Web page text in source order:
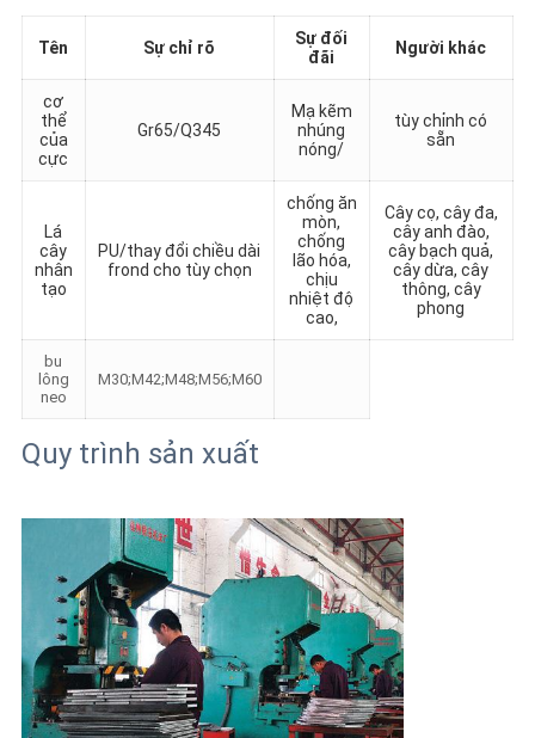
Tên Sự chỉ rõ
Sự đối
đãi
Người khác
cơ
thể
của
cực
Gr65/Q345
Mạ kẽm
nhúng
nóng/
tùy chỉnh có
sẵn
Lá
cây
nhân
tạo
PU/thay đổi chiều dài
frond cho tùy chọn
chống ăn
mòn,
chống
lão hóa,
chịu
nhiệt độ
cao,
Cây cọ, cây đa,
cây anh đào,
cây bạch quả,
cây dừa, cây
thông, cây
phong
bu
lông
neo
M30;M42;M48;M56;M60
Quy trình sản xuất